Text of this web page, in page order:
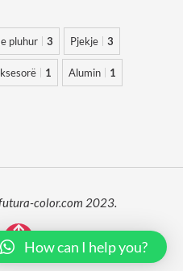
pluhur 3 Pjekje 3
1 Alumin 1
color.com 2023.
How can I help you?